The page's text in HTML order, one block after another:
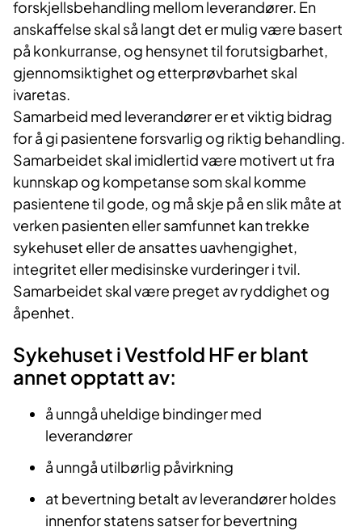
forskjellsbehandling mellom leverandører. En
anskaffelse skal så langt det er mulig være basert
på konkurranse, og hensynet til forutsigbarhet,
gjennomsiktighet og etterprøvbarhet skal
ivaretas.
Samarbeid med leverandører er et viktig bidrag
for å gi pasientene forsvarlig og riktig behandling.
Samarbeidet skal imidlertid være motivert ut fra
kunnskap og kompetanse som skal komme
pasientene til gode, og må skje på en slik måte at
verken pasienten eller samfunnet kan trekke
sykehuset eller de ansattes uavhengighet,
integritet eller medisinske vurderinger i tvil.
Samarbeidet skal være preget av ryddighet og
åpenhet.
Sykehuset i Vestfold HF er blant
annet opptatt av:
å unngå uheldige bindinger med
leverandører
å unngå utilbørlig påvirkning
at bevertning betalt av leverandører holdes
innenfor statens satser for bevertning